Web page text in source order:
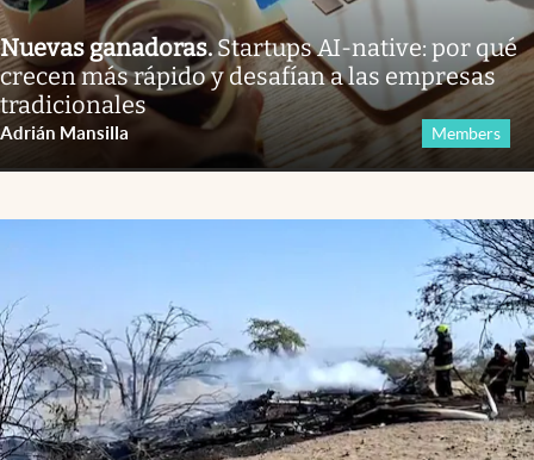
Nuevas ganadoras.Startups AI-native: por qué
crecen más rápido y desafían a las empresas
tradicionales
Adrián Mansilla Members